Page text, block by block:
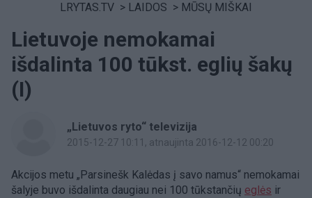
LRYTAS.TV > LAIDOS > MŪSŲ MIŠKAI
Lietuvoje nemokamai
išdalinta 100 tūkst. eglių šakų
(I)
„Lietuvos ryto“ televizija
2015-12-27 10:11 , atnaujinta 2016-12-12 00:20
Akcijos metu „Parsinešk Kalėdas į savo namus“ nemokamai
šalyje buvo išdalinta daugiau nei 100 tūkstančių eglės ir